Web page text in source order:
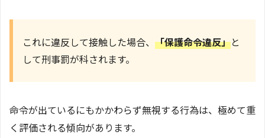
これに違反して接触した場合、 「保護命令違反」と
して刑事罰が科されます。
命令が出ているにもかかわらず無視する行為は、極めて重
く評価される傾向があります。